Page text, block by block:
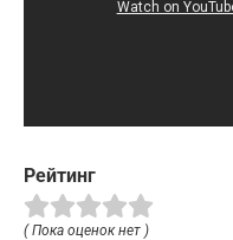
Рейтинг
( Пока оценок нет )